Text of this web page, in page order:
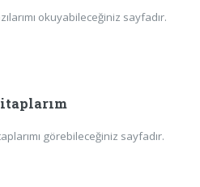
okuyabileceğiniz sayfadır.
görebileceğiniz sayfadır.